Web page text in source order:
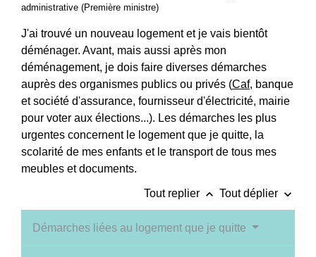
administrative (Première ministre)
J'ai trouvé un nouveau logement et je vais bientôt
déménager. Avant, mais aussi après mon
déménagement, je dois faire diverses démarches
auprès des organismes publics ou privés (Caf, banque
et société d'assurance, fournisseur d'électricité, mairie
pour voter aux élections...). Les démarches les plus
urgentes concernent le logement que je quitte, la
scolarité de mes enfants et le transport de tous mes
meubles et documents.
Tout replier keyboard_arrow_up Tout déplier keyboard_arrow_down
Démarches liées au logement que je quitte